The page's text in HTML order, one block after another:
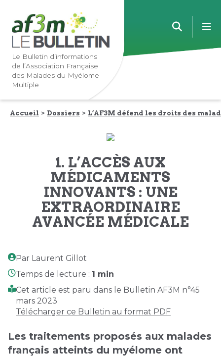
Lien
vers
navigation
principale
Lien
vers
contenu
principal
Le Bulletin d’informations
de l’Association Française
des Malades du Myélome
Multiple
Accueil Dossiers L’AF3M défend les droits des
1. L’ACCÈS AUX
MÉDICAMENTS
INNOVANTS : UNE
EXTRAORDINAIRE
AVANCÉE MÉDICALE
Par Laurent Gillot
Temps de lecture : 1 min
Cet article est paru dans le Bulletin AF3M n°45
mars 2023
Télécharger ce Bulletin au format PDF
Les traitements proposés aux malades
français atteints du myélome ont